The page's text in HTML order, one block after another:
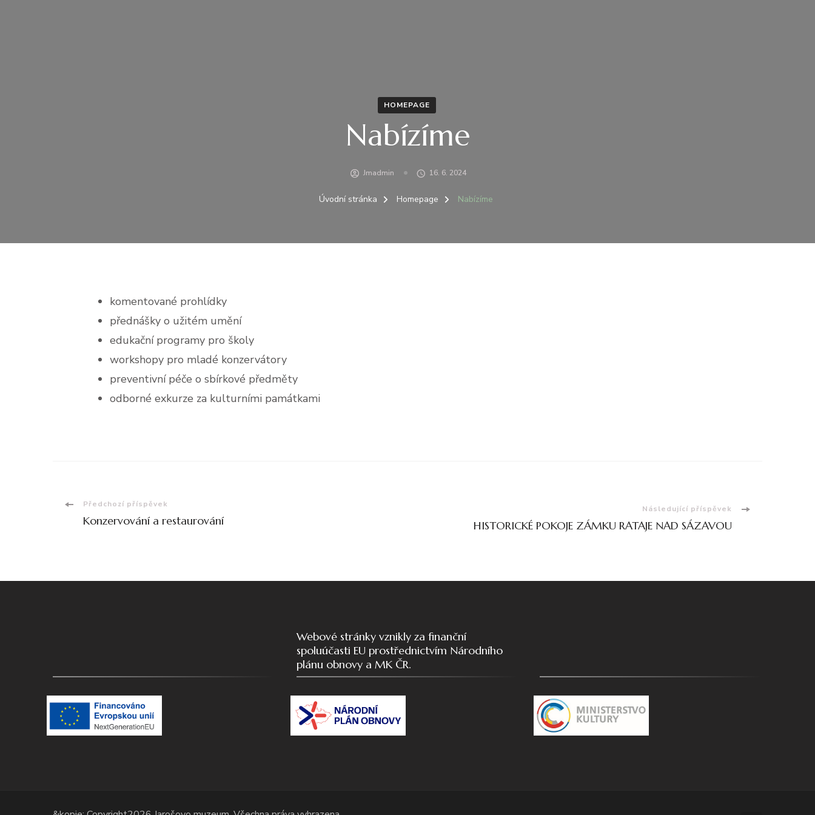
HOMEPAGE
Nabízíme
Jmadmin 16. 6. 2024
Úvodní stránka Homepage Nabízíme
komentované prohlídky
přednášky o užitém umění
edukační programy pro školy
workshopy pro mladé konzervátory
preventivní péče o sbírkové předměty
odborné exkurze za kulturními památkami
Navigace
Předchozí příspěvek
Konzervování a restaurování
Následující příspěvek
HISTORICKÉ POKOJE ZÁMKU RATAJE NAD SÁZAVOU
Webové stránky vznikly za finanční
spoluúčasti EU prostřednictvím Národního
plánu obnovy a MK ČR.